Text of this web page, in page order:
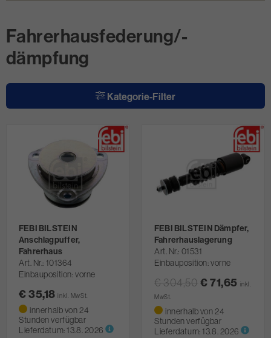
Fahrerhausfederung/-
dämpfung
Kategorie-Filter
FEBI BILSTEIN
Anschlagpuffer,
Fahrerhaus
Art. Nr. 101364
Einbauposition: vorne
€ 35,18inkl. MwSt.
innerhalb von 24
Stunden verfügbar
Lieferdatum:13.8. 2026
FEBI BILSTEIN Dämpfer,
Fahrerhauslagerung
Art. Nr. 01531
Einbauposition: vorne
€ 304,50€ 71,65 inkl.
MwSt.
innerhalb von 24
Stunden verfügbar
Lieferdatum:13.8. 2026